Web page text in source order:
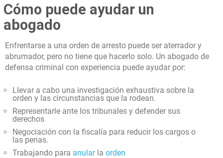
Cómo puede ayudar un
abogado
Enfrentarse a una orden de arresto puede ser aterrador y
abrumador, pero no tiene que hacerlo solo. Un abogado de
defensa criminal con experiencia puede ayudar por:
Llevar a cabo una investigación exhaustiva sobre la
orden y las circunstancias que la rodean.
Representarle ante los tribunales y defender sus
derechos
Negociación con la fiscalía para reducir los cargos o
las penas.
Trabajando para anularla orden